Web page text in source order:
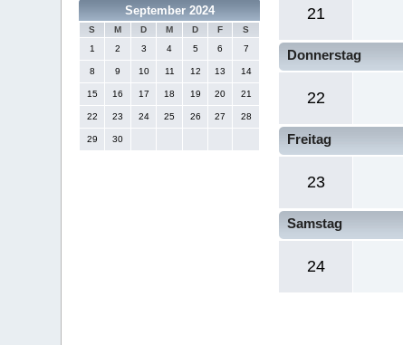
September 2024
S M D M D F
S
1
2 3 4 5 6 7
8 9 10 11 12 13 14
15 16 17 18 19 20 21
22 23 24 25 26 27 28
29 30
21
Donnerstag
22
Freitag
23
Samstag
24